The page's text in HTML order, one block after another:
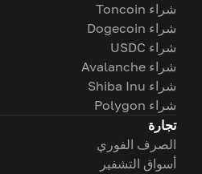
شراء Toncoin
شراء Dogecoin
شراء USDC
شراء Avalanche
شراء Shiba Inu
شراء Polygon
تجارة
الصرف الفوري
أسواق التشفير